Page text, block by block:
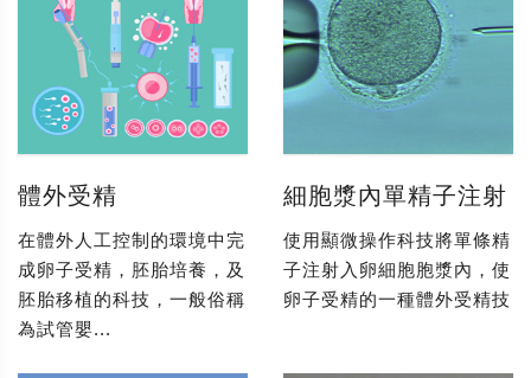
體外受精
在體外人工控制的環境中完
成卵子受精，胚胎培養，及
胚胎移植的科技，一般俗稱
為試管嬰...
細胞漿內單精子注射
使用顯微操作科技將單條精
子注射入卵細胞胞漿內，使
卵子受精的一種體外受精技